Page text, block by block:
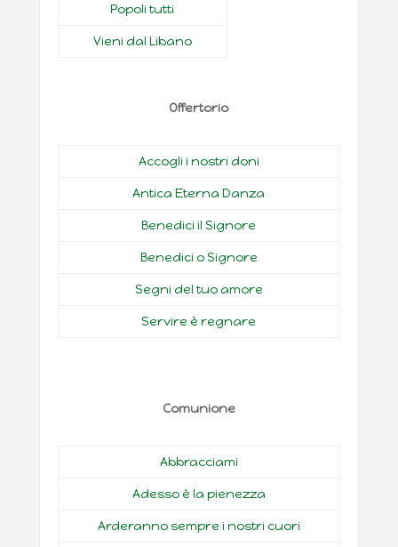
Popoli tutti
Vieni dal Libano
Offertorio
Accogli i nostri doni
Antica Eterna Danza
Benedici il Signore
Benedici o Signore
Segni del tuo amore
Servire è regnare
Comunione
Abbracciami
Adesso è la pienezza
Arderanno sempre i nostri cuori